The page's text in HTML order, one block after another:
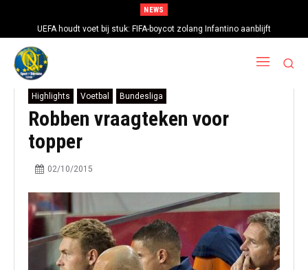
NEWS
UEFA houdt voet bij stuk: FIFA-boycot zolang Infantino aanblijft
Highlights Voetbal Bundesliga
Robben vraagteken voor
topper
02/10/2015